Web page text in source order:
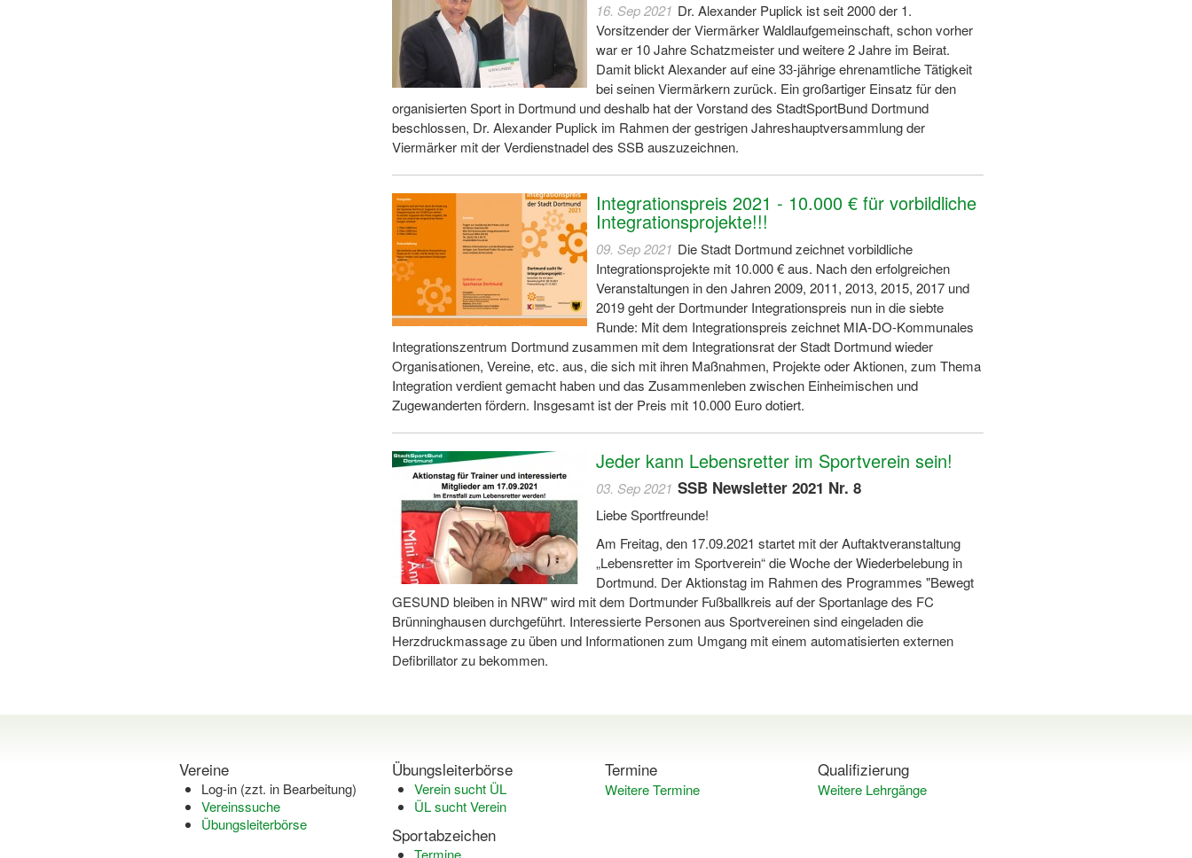
16. Sep 2021 Dr. Alexander Puplick ist seit 2000 der 1.
Vorsitzender der Viermärker Waldlaufgemeinschaft, schon vorher
war er 10 Jahre Schatzmeister und weitere 2 Jahre im Beirat.
Damit blickt Alexander auf eine 33-jährige ehrenamtliche Tätigkeit
bei seinen Viermärkern zurück. Ein großartiger Einsatz für den
organisierten Sport in Dortmund und deshalb hat der Vorstand des StadtSportBund Dortmund
beschlossen, Dr. Alexander Puplick im Rahmen der gestrigen Jahreshauptversammlung der
Viermärker mit der Verdienstnadel des SSB auszuzeichnen.
Integrationspreis 2021 - 10.000 € für vorbildliche
Integrationsprojekte!!!
09. Sep 2021 Die Stadt Dortmund zeichnet vorbildliche
Integrationsprojekte mit 10.000 € aus. Nach den erfolgreichen
Veranstaltungen in den Jahren 2009, 2011, 2013, 2015, 2017 und
2019 geht der Dortmunder Integrationspreis nun in die siebte
Runde: Mit dem Integrationspreis zeichnet MIA-DO-Kommunales
Integrationszentrum Dortmund zusammen mit dem Integrationsrat der Stadt Dortmund wieder
Organisationen, Vereine, etc. aus, die sich mit ihren Maßnahmen, Projekte oder Aktionen, zum Thema
Integration verdient gemacht haben und das Zusammenleben zwischen Einheimischen und
Zugewanderten fördern. Insgesamt ist der Preis mit 10.000 Euro dotiert.
Jeder kann Lebensretter im Sportverein sein!
03. Sep 2021 SSB Newsletter 2021 Nr. 8
Liebe Sportfreunde!
Am Freitag, den 17.09.2021 startet mit der Auftaktveranstaltung
„Lebensretter im Sportverein“ die Woche der Wiederbelebung in
Dortmund. Der Aktionstag im Rahmen des Programmes "Bewegt
GESUND bleiben in NRW" wird mit dem Dortmunder Fußballkreis auf der Sportanlage des FC
Brünninghausen durchgeführt. Interessierte Personen aus Sportvereinen sind eingeladen die
Herzdruckmassage zu üben und Informationen zum Umgang mit einem automatisierten externen
Defibrillator zu bekommen.
Vereine
Log-in (zzt. in Bearbeitung)
Vereinssuche
Übungsleiterbörse
Übungsleiterbörse
Verein sucht ÜL
ÜL sucht Verein
Sportabzeichen
Termine
Termine
Weitere Termine
Qualifizierung
Weitere Lehrgänge